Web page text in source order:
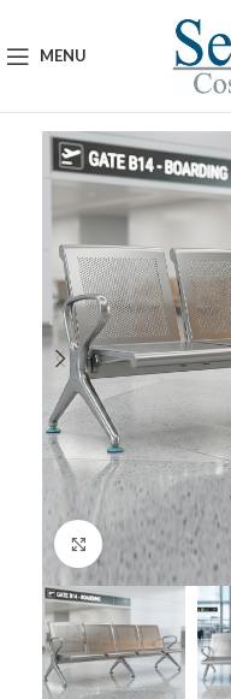
MENU
Click to enlarge